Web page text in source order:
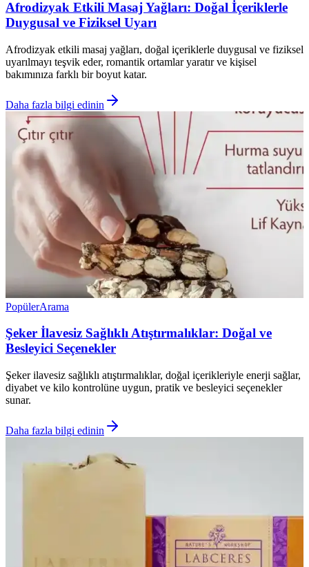
Afrodizyak Etkili Masaj Yağları: Doğal İçeriklerle
Duygusal ve Fiziksel Uyarı
Afrodizyak etkili masaj yağları, doğal içeriklerle duygusal ve fiziksel
uyarılmayı teşvik eder, romantik ortamlar yaratır ve kişisel
bakımınıza farklı bir boyut katar.
Daha fazla bilgi edinin
PopülerArama
Şeker İlavesiz Sağlıklı Atıştırmalıklar: Doğal ve
Besleyici Seçenekler
Şeker ilavesiz sağlıklı atıştırmalıklar, doğal içerikleriyle enerji sağlar,
diyabet ve kilo kontrolüne uygun, pratik ve besleyici seçenekler
sunar.
Daha fazla bilgi edinin